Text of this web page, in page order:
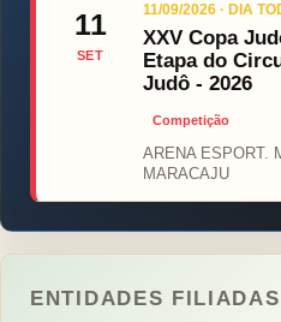
11
SET
11/09/2026 · DIA
XXV Copa
Etapa do
Judô - 2026
Competição
ARENA ESPORT.
MARACAJU
ENTIDADES FILIADAS